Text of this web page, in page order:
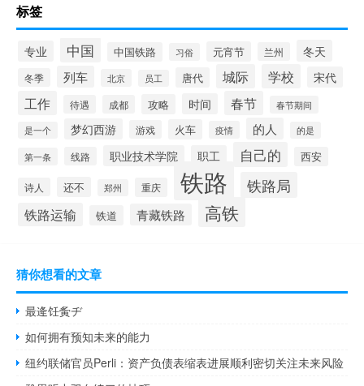
标签
专业 中国 中国铁路 习俗 元宵节 兰州 冬天
冬季 列车 北京 员工 唐代 城际 学校 宋代
工作 待遇 成都 攻略 时间 春节 春节期间
是一个 梦幻西游 游戏 火车 疫情 的人 的是
第一条 线路 职业技术学院 职工 自己的 西安
诗人 还不 郑州 重庆 铁路 铁路局
铁路运输 铁道 青藏铁路 高铁
猜你想看的文章
最逄饪夤ヂ
如何拥有预知未来的能力
纽约联储官员Perli：资产负债表缩表进展顺利密切关注未来风险